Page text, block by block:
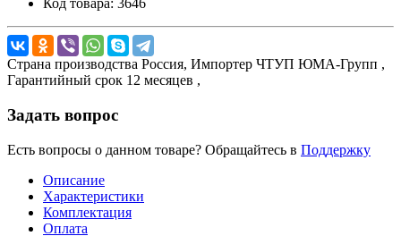
Код товара: 3646
Страна производства Россия, Импортер ЧТУП ЮМА-Групп ,
Гарантийный срок 12 месяцев ,
Задать вопрос
Есть вопросы о данном товаре? Обращайтесь в Поддержку
Описание
Характеристики
Комплектация
Оплата